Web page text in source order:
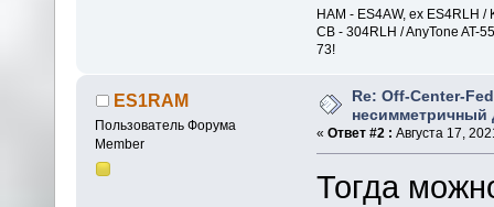
HAM - ES4AW, ex ES4RLH
CB - 304RLH / AnyTone AT-
73!
ES1RAM
Пользователь Форума
Member
Re: Off-Center-
несимметричный
« Ответ #2 : Августа 17,
Тогда